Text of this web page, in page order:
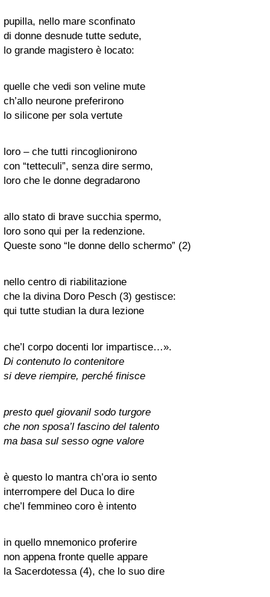
pupilla, nello mare sconfinato
di donne desnude tutte sedute,
lo grande magistero è locato:
quelle che vedi son veline mute
ch’allo neurone preferirono
lo silicone per sola vertute
loro – che tutti rincoglionirono
con “tetteculi”, senza dire sermo,
loro che le donne degradarono
allo stato di brave succhia spermo,
loro sono qui per la redenzione.
Queste sono “le donne dello schermo” (2)
nello centro di riabilitazione
che la divina Doro Pesch (3) gestisce:
qui tutte studian la dura lezione
che’l corpo docenti lor impartisce…».
Di contenuto lo contenitore
si deve riempire, perché finisce
presto quel giovanil sodo turgore
che non sposa’l fascino del talento
ma basa sul sesso ogne valore
è questo lo mantra ch’ora io sento
interrompere del Duca lo dire
che’l femmineo coro è intento
in quello mnemonico proferire
non appena fronte quelle appare
la Sacerdotessa (4), che lo suo dire